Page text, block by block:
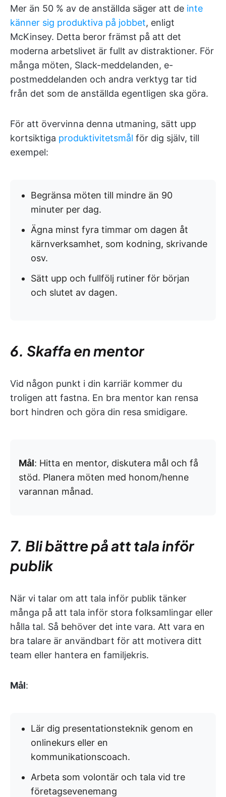
Mer än 50 % av de anställda säger att de inte
känner sig produktiva på jobbet, enligt
McKinsey. Detta beror främst på att det
moderna arbetslivet är fullt av distraktioner. För
många möten, Slack-meddelanden, e-
postmeddelanden och andra verktyg tar tid
från det som de anställda egentligen ska göra.
För att övervinna denna utmaning, sätt upp
kortsiktiga produktivitetsmål för dig själv, till
exempel:
Begränsa möten till mindre än 90
minuter per dag.
Ägna minst fyra timmar om dagen åt
kärnverksamhet, som kodning, skrivande
osv.
Sätt upp och fullfölj rutiner för början
och slutet av dagen.
6. Skaffa en mentor
Vid någon punkt i din karriär kommer du
troligen att fastna. En bra mentor kan rensa
bort hindren och göra din resa smidigare.
Mål: Hitta en mentor, diskutera mål och få
stöd. Planera möten med honom/henne
varannan månad.
7. Bli bättre på att tala inför
publik
När vi talar om att tala inför publik tänker
många på att tala inför stora folksamlingar eller
hålla tal. Så behöver det inte vara. Att vara en
bra talare är användbart för att motivera ditt
team eller hantera en familjekris.
Mål:
Lär dig presentationsteknik genom en
onlinekurs eller en
kommunikationscoach.
Arbeta som volontär och tala vid tre
företagsevenemang